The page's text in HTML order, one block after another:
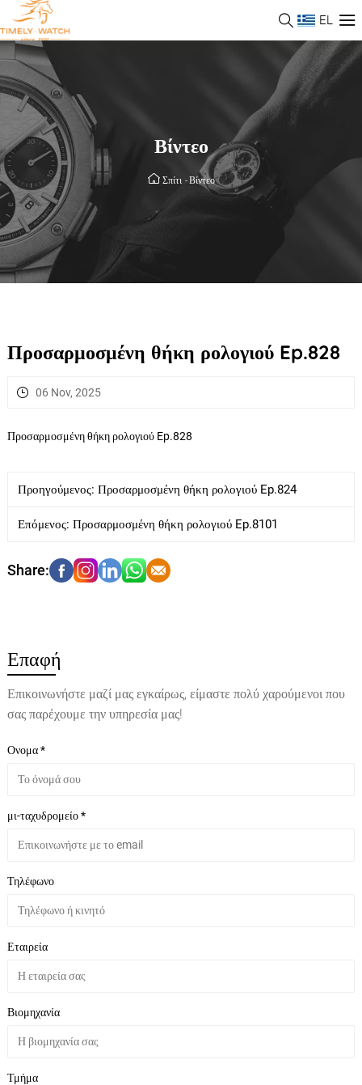
EL
Βίντεο
Σπίτι - Βίντεο
Προσαρμοσμένη θήκη ρολογιού Ep.828
06 Nov, 2025
Προσαρμοσμένη θήκη ρολογιού Ep.828
Προηγούμενος: Προσαρμοσμένη θήκη ρολογιού Ep.824
Επόμενος: Προσαρμοσμένη θήκη ρολογιού Ep.8101
Επαφή
Επικοινωνήστε μαζί μας εγκαίρως, είμαστε πολύ χαρούμενοι που
σας παρέχουμε την υπηρεσία μας!
Ονομα *
μι-ταχυδρομείο *
Τηλέφωνο
Εταιρεία
Βιομηχανία
Τμήμα